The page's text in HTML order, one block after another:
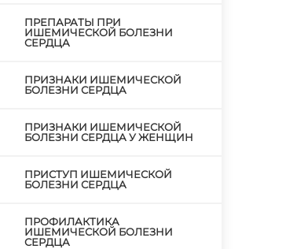
ПРЕПАРАТЫ ПРИ
ИШЕМИЧЕСКОЙ БОЛЕЗНИ
СЕРДЦА
ПРИЗНАКИ ИШЕМИЧЕСКОЙ
БОЛЕЗНИ СЕРДЦА
ПРИЗНАКИ ИШЕМИЧЕСКОЙ
БОЛЕЗНИ СЕРДЦА У ЖЕНЩИН
ПРИСТУП ИШЕМИЧЕСКОЙ
БОЛЕЗНИ СЕРДЦА
ПРОФИЛАКТИКА
ИШЕМИЧЕСКОЙ БОЛЕЗНИ
СЕРДЦА